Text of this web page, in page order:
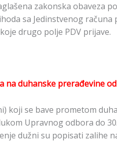
zakonska obaveza
sa Jedinstvenog
drugo polje PDV prijave.
duhanske prerađevine od
koji se bave prometom
Upravnog odbora do
dužni su popisati zalihe